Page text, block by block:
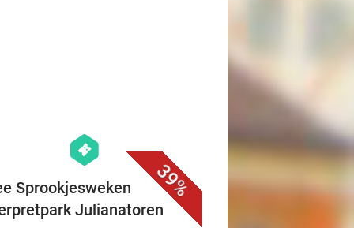
39%
hexagon
events
Sprookjesweken
Julianatoren